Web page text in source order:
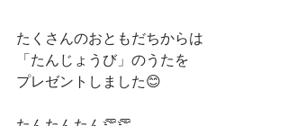
たくさんのおともだちからは
「たんじょうび」のうたを
プレゼントしました😊